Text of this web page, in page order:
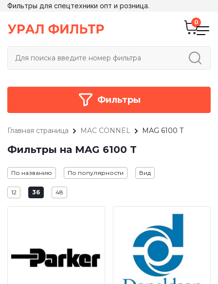
Фильтры для спецтехники опт и розница.
Фильтры
Главная страница MAC CONNEL MAG 6100 T
Фильтры на MAG 6100 T
По названию По популярности Вид
12 36 48